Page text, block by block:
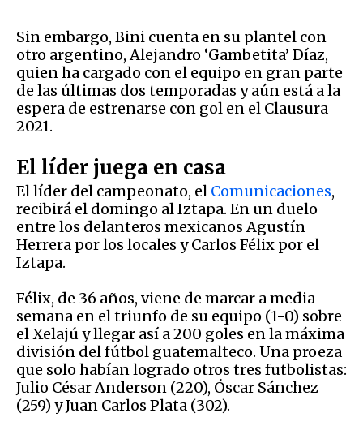
Sin embargo, Bini cuenta en su plantel con
otro argentino, Alejandro ‘Gambetita’ Díaz,
quien ha cargado con el equipo en gran parte
de las últimas dos temporadas y aún está a la
espera de estrenarse con gol en el Clausura
2021.
El líder juega en casa
El líder del campeonato, el Comunicaciones,
recibirá el domingo al Iztapa. En un duelo
entre los delanteros mexicanos Agustín
Herrera por los locales y Carlos Félix por el
Iztapa.
Félix, de 36 años, viene de marcar a media
semana en el triunfo de su equipo (1-0) sobre
el Xelajú y llegar así a 200 goles en la máxima
división del fútbol guatemalteco. Una proeza
que solo habían logrado otros tres futbolistas:
Julio César Anderson (220), Óscar Sánchez
(259) y Juan Carlos Plata (302).